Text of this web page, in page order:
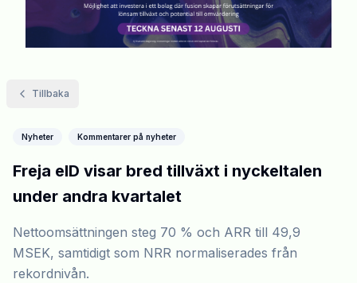
Tillbaka
Nyheter Kommentarer på nyheter
Freja eID visar bred tillväxt i nyckeltalen
under andra kvartalet
Nettoomsättningen steg 70 % och ARR till 49,9
MSEK, samtidigt som NRR normaliserades från
rekordnivån.